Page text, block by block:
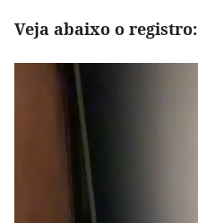
Veja abaixo o registro: